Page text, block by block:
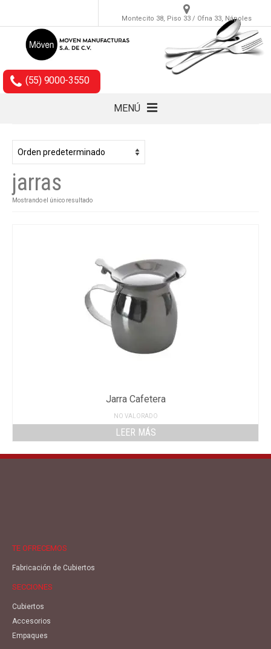
Montecito 38, Piso 33 / Ofna 33, Nápoles
(55) 9000-3550
MENÚ
Cubiertos
Accesorios
Empaques
jarras
Mostrando el único resultado
Jarra Cafetera
NO VALORADO
LEER MÁS
TE OFRECEMOS
Fabricación de Cubiertos
SECCIONES
Cubiertos
Accesorios
Empaques